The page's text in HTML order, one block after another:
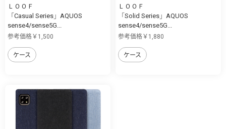
ＬＯＯＦ
「Casual Series」AQUOS
sense4/sense5G...
参考価格￥1,500
ケース
ＬＯＯＦ
「Solid Series」AQUOS
sense4/sense5G...
参考価格￥1,880
ケース